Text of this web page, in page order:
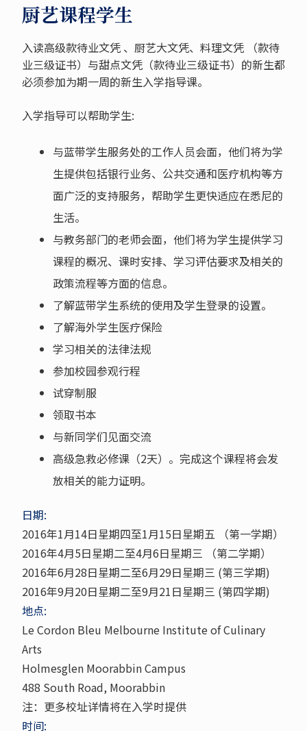
厨艺课程学生
入读高级款待业文凭 、厨艺大文凭、料理文凭 （款待
业三级证书）与甜点文凭（款待业三级证书）的新生都
必须参加为期一周的新生入学指导课。
入学指导可以帮助学生:
与蓝带学生服务处的工作人员会面，他们将为学
生提供包括银行业务、公共交通和医疗机构等方
面广泛的支持服务，帮助学生更快适应在悉尼的
生活。
与教务部门的老师会面，他们将为学生提供学习
课程的概况、课时安排、学习评估要求及相关的
政策流程等方面的信息。
了解蓝带学生系统的使用及学生登录的设置。
了解海外学生医疗保险
学习相关的法律法规
参加校园参观行程
试穿制服
领取书本
与新同学们见面交流
高级急救必修课（2天）。完成这个课程将会发
放相关的能力证明。
日期:
2016年1月14日星期四至1月15日星期五 （第一学期）
2016年4月5日星期二至4月6日星期三 （第二学期）
2016年6月28日星期二至6月29日星期三 (第三学期)
2016年9月20日星期二至9月21日星期三 (第四学期)
地点:
Le Cordon Bleu Melbourne Institute of Culinary
Arts
Holmesglen Moorabbin Campus
488 South Road, Moorabbin
注：更多校址详情将在入学时提供
时间: